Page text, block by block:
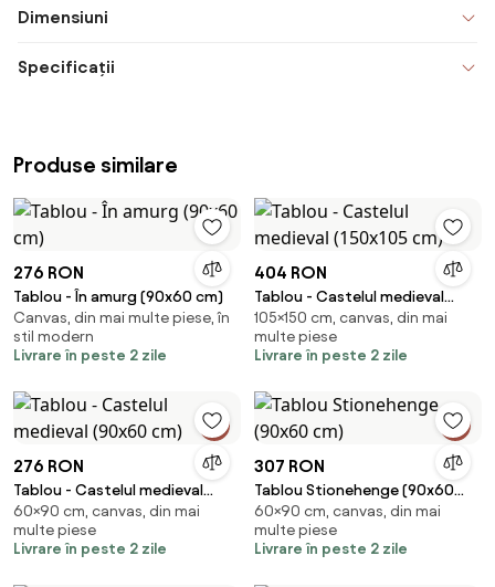
Dimensiuni
Specificații
Produse similare
276 RON
Tablou - În amurg (90x60 cm)
Canvas, din mai multe piese, în
stil modern
Livrare în peste 2 zile
404 RON
Tablou - Castelul medieval
(150x105 cm)
105×150 cm, canvas, din mai
multe piese
Livrare în peste 2 zile
276 RON
Tablou - Castelul medieval
(90x60 cm)
60×90 cm, canvas, din mai
multe piese
Livrare în peste 2 zile
307 RON
Tablou Stionehenge (90x60
cm)
60×90 cm, canvas, din mai
multe piese
Livrare în peste 2 zile